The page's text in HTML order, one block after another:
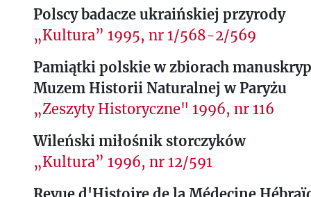
Polscy badacze ukraińskiej przyrody
„Kultura” 1995, nr 1/568-2/569
Pamiątki polskie w zbiorach
Muzem Historii Naturalnej w Paryżu
„Zeszyty Historyczne" 1996, nr 116
Wileński miłośnik storczyków
„Kultura” 1996, nr 12/591